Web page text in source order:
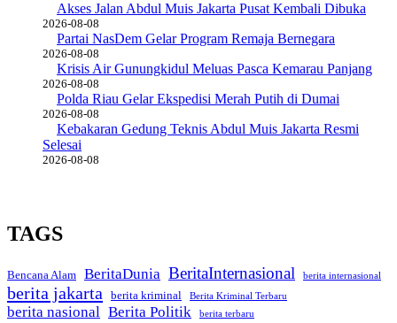
Akses Jalan Abdul Muis Jakarta Pusat Kembali Dibuka
2026-08-08
Partai NasDem Gelar Program Remaja Bernegara
2026-08-08
Krisis Air Gunungkidul Meluas Pasca Kemarau Panjang
2026-08-08
Polda Riau Gelar Ekspedisi Merah Putih di Dumai
2026-08-08
Kebakaran Gedung Teknis Abdul Muis Jakarta Resmi
Selesai
2026-08-08
TAGS
Bencana Alam BeritaDunia BeritaInternasional berita internasional
berita jakarta berita kriminal Berita Kriminal Terbaru
berita nasional Berita Politik berita terbaru